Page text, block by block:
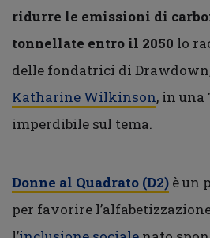
ridurre le emissioni di
tonnellate entro il 2050 lo
delle fondatrici di
Katharine Wilkinson, in una
imperdibile sul tema.
Donne al Quadrato (D2) è un
per favorire